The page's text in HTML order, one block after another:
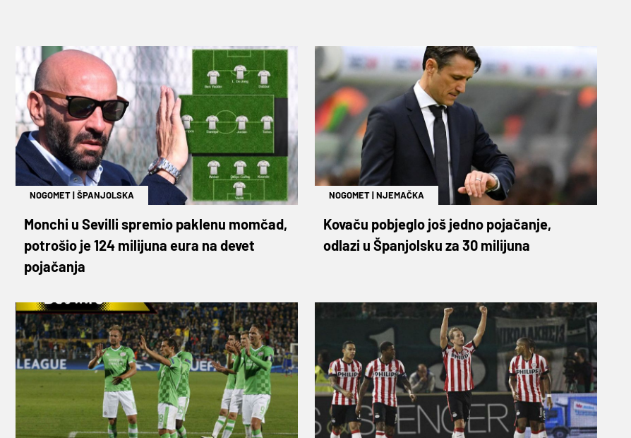
NOGOMET|ŠPANJOLSKA
Monchi u Sevilli spremio paklenu momčad,
potrošio je 124 milijuna eura na devet
pojačanja
NOGOMET|NJEMAČKA
Kovaču pobjeglo još jedno pojačanje,
odlazi u Španjolsku za 30 milijuna